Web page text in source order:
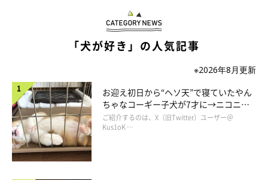
この成長エピソードは、飼い主さんにとっても嬉しい瞬間だった
「お茶子の前も柴犬を飼っていて、そのコのときはすぐオテがで
きていたので、『今回はできないのかな』って諦めかけていた
ら、ある日急にできるようになりすごく嬉しかったです。頑張っ
たお茶子には、ご褒美のおやつをたくさんあげました」
「犬が好き」の人気記事
※2026年8月更新
お迎え初日から“ヘソ天”で寝ていたやん
ちゃなコーギー子犬が7才に→ニコニ
コ“コーギースマイル”が魅力のコに成
長！
ご紹介するのは、X（旧Twitter）ユーザー＠
Kus1oK …